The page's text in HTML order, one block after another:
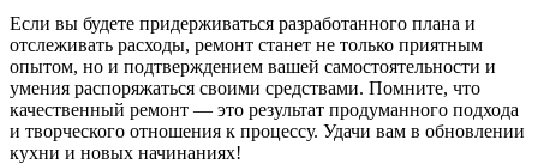
Если вы будете придерживаться разработанного плана и
отслеживать расходы, ремонт станет не только приятным
опытом, но и подтверждением вашей самостоятельности и
умения распоряжаться своими средствами. Помните, что
качественный ремонт — это результат продуманного подхода
и творческого отношения к процессу. Удачи вам в обновлении
кухни и новых начинаниях!